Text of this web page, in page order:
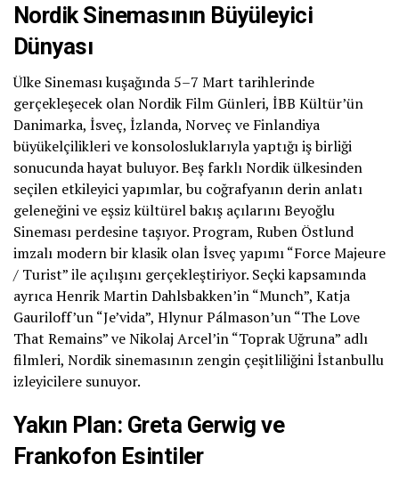
Nordik Sinemasının Büyüleyici
Dünyası
Ülke Sineması kuşağında 5–7 Mart tarihlerinde
gerçekleşecek olan Nordik Film Günleri, İBB Kültür’ün
Danimarka, İsveç, İzlanda, Norveç ve Finlandiya
büyükelçilikleri ve konsolosluklarıyla yaptığı iş birliği
sonucunda hayat buluyor. Beş farklı Nordik ülkesinden
seçilen etkileyici yapımlar, bu coğrafyanın derin anlatı
geleneğini ve eşsiz kültürel bakış açılarını Beyoğlu
Sineması perdesine taşıyor. Program, Ruben Östlund
imzalı modern bir klasik olan İsveç yapımı “Force Majeure
/ Turist” ile açılışını gerçekleştiriyor. Seçki kapsamında
ayrıca Henrik Martin Dahlsbakken’in “Munch”, Katja
Gauriloff’un “Je’vida”, Hlynur Pálmason’un “The Love
That Remains” ve Nikolaj Arcel’in “Toprak Uğruna” adlı
filmleri, Nordik sinemasının zengin çeşitliliğini İstanbullu
izleyicilere sunuyor.
Yakın Plan: Greta Gerwig ve
Frankofon Esintiler